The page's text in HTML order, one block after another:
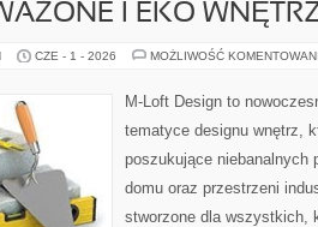
I EKO
CZE - 1 - 2026 MOŻLIWOŚĆ
M-Loft Design to
tematyce designu wnętrz,
poszukujące niebanalnych
domu oraz przestrzeni
stworzone dla wszystkich,